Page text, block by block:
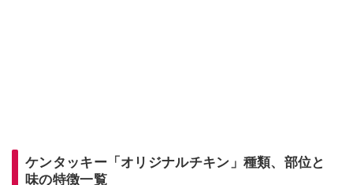
ケンタッキー「オリジナルチキン」種類、部位と
味の特徴一覧